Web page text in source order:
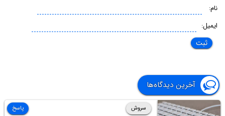
نام:
ایمیل:
آخرین دیدگاه‌ها
سروش
پاسخ